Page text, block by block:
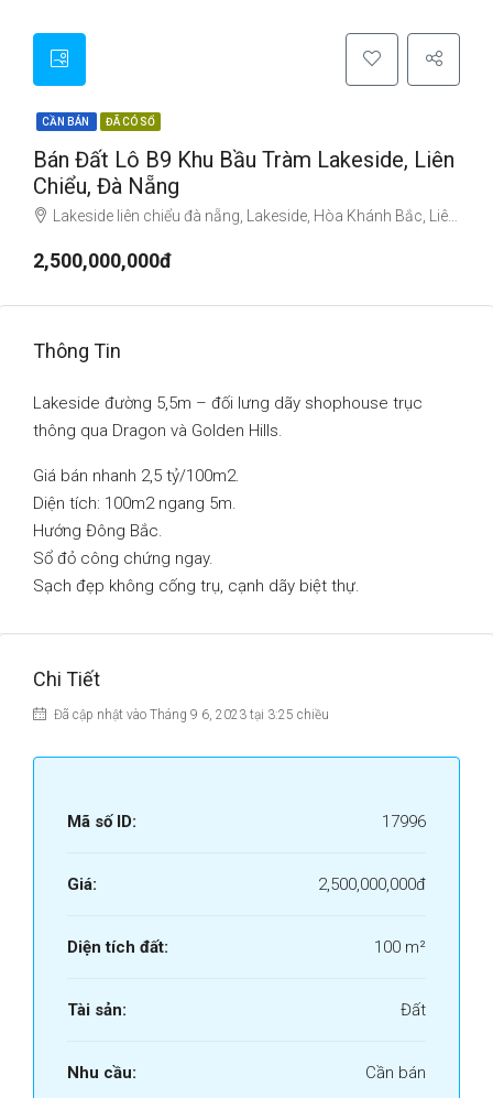
CẦN BÁN ĐÃ CÓ SỔ
Bán Đất Lô B9 Khu Bầu Tràm Lakeside, Liên
Chiểu, Đà Nẵng
Lakeside liên chiểu đà nẵng, Lakeside, Hòa Khánh Bắc, Liên Chiểu, Đà Nẵng, Việt Nam
2,500,000,000đ
Thông Tin
Lakeside đường 5,5m – đối lưng dãy shophouse trục
thông qua Dragon và Golden Hills.
Giá bán nhanh 2,5 tỷ/100m2.
Diện tích: 100m2 ngang 5m.
Hướng Đông Bắc.
Sổ đỏ công chứng ngay.
Sạch đẹp không cống trụ, cạnh dãy biệt thự.
Chi Tiết
Đã cập nhật vào Tháng 9 6, 2023 tại 3:25 chiều
Mã số ID: 17996
Giá: 2,500,000,000đ
Diện tích đất: 100 m²
Tài sản: Đất
Nhu cầu: Cần bán